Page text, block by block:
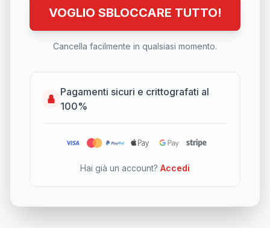
VOGLIO SBLOCCARE TUTTO!
Cancella facilmente in qualsiasi momento.
Pagamenti sicuri e crittografati al
100%
Hai già un account? Accedi